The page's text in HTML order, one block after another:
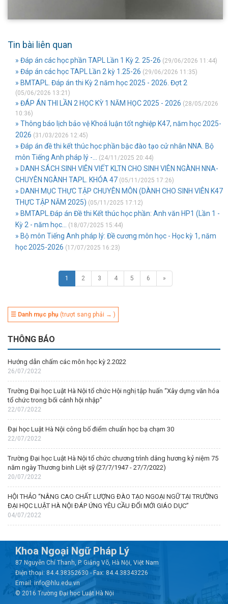
Tin bài liên quan
» Đáp án các học phần TAPL Lần 1 Kỳ 2. 25-26 (29/06/2026 11:44)
» Đáp án các học TAPL Lần 2 kỳ 1.25-26 (29/06/2026 11:35)
» BMTAPL. Đáp án thi Kỳ 2 năm học 2025 - 2026. Đợt 2
(05/06/2026 13:21)
» ĐÁP ÁN THI LẦN 2 HỌC KỲ 1 NĂM HỌC 2025 - 2026 (28/05/2026
10:36)
» Thông báo lịch bảo vệ Khoá luận tốt nghiệp K47, năm học 2025-
2026 (31/03/2026 12:45)
» Đáp án đề thi kết thúc học phần bậc đào tạo cử nhân NNA. Bộ
môn Tiếng Anh pháp lý -...
(24/11/2025 20:44)
» DANH SÁCH SINH VIÊN VIẾT KLTN CHO SINH VIÊN NGÀNH NNA-
CHUYÊN NGÀNH TAPL. KHÓA 47 (05/11/2025 17:26)
» DANH MỤC THỰC TẬP CHUYÊN MÔN (DÀNH CHO SINH VIÊN K47
THỰC TẬP NĂM 2025) (05/11/2025 17:12)
» BMTAPL.Đáp án Đề thi Kết thúc học phần: Anh văn HP1 (Lần 1 -
Kỳ 2 - năm học...
(18/07/2025 15:44)
» Bộ môn Tiếng Anh pháp lý: Đề cương môn học - Học kỳ 1, năm
học 2025-2026 (17/07/2025 16:23)
1 2 3 4 5 6 »
☰ Danh mục phụ (trượt sang phải → )
THÔNG BÁO
Hướng dẫn chấm các môn học kỳ 2.2022
26/07/2022
Trường Đại học Luật Hà Nội tổ chức Hội nghị tập huấn “Xây dựng văn hóa
tổ chức trong bối cảnh hội nhập”
22/07/2022
Đại học Luật Hà Nội công bố điểm chuẩn học bạ chạm 30
22/07/2022
Trường Đại học Luật Hà Nội tổ chức chương trình dâng hương kỷ niệm 75
năm ngày Thương binh Liệt sỹ (27/7/1947 - 27/7/2022)
20/07/2022
HỘI THẢO “NÂNG CAO CHẤT LƯỢNG ĐÀO TẠO NGOẠI NGỮ TẠI TRƯỜNG
ĐẠI HỌC LUẬT HÀ NỘI ĐÁP ỨNG YÊU CẦU ĐỔI MỚI GIÁO DỤC”
04/07/2022
Khoa Ngoại Ngữ Pháp Lý
87 Nguyễn Chí Thanh, P. Giảng Võ, Hà Nội, Việt Nam
Điện thoại: 84.4.38352630 - Fax: 84.4.38343226
Email: info@hlu.edu.vn
© 2016 Trường Đại học Luật Hà Nội